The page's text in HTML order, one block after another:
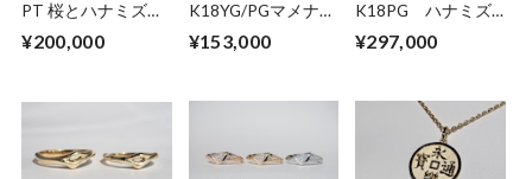
PT 桜とハナミズキ
のモルガナイトリン
グ
¥200,000
K18YG/PGマメナシ
エンゲージ＆アニバ
ーサリーリング
¥153,000
K18PG ハナミズ
キ ダイヤモンドリ
ング（受注生産）
¥297,000